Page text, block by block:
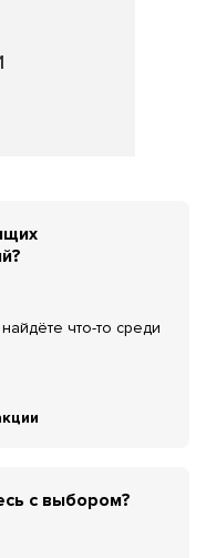
что-то среди
с выбором?